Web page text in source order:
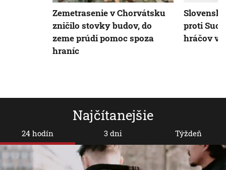
Najčítanejšie
24 hodín 3 dni Týždeň
Zemetrasenie v Chorvátsku
zničilo stovky budov, do
zeme prúdi pomoc spoza
hraníc
proti
hráčov